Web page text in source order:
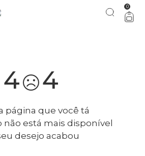
pra comemorar com a gente aproveita! 0
4 4
página que você tá
está mais disponível
desejo acabou